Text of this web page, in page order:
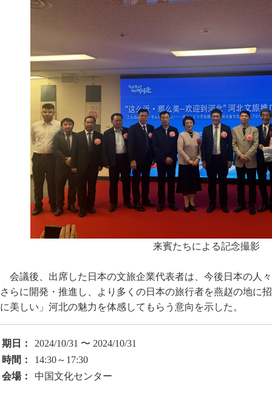
来賓たちによる記念撮影
会議後、出席した日本の文旅企業代表者は、今後日本の人
さらに開発・推進し、より多くの日本の旅行者を燕赵の地に
に美しい」河北の魅力を体感してもらう意向を示した。
期日：
2024/10/31 〜 2024/10/31
時間：
14:30～17:30
会場：
中国文化センター